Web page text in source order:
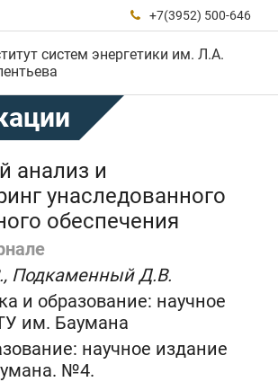
 +7(3952) 500-646
систем энергетики им. Л.А.
анализ и
унаследованного
обеспечения
Подкаменный Д.В.
и образование: научное
им. Баумана
научное издание
№4.